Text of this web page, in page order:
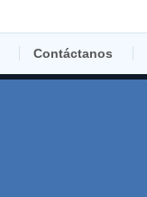
Contáctanos